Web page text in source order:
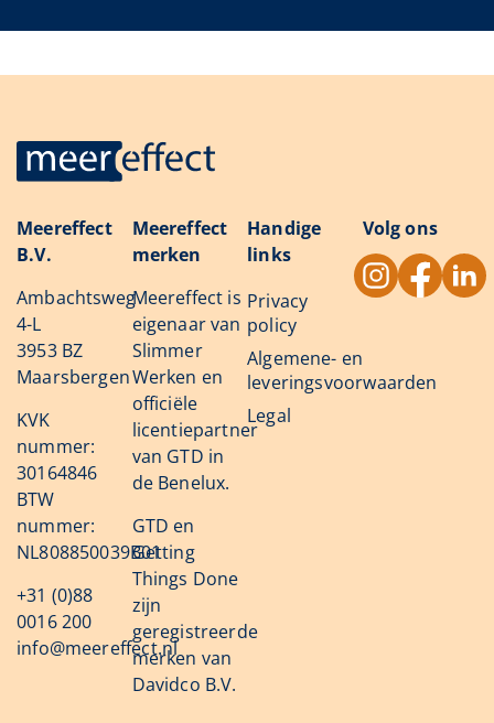
Meereffect
B.V.
Ambachtsweg
4-L
3953 BZ
Maarsbergen
KVK
nummer:
30164846
BTW
nummer:
NL808850039B01
+31 (0)88
0016 200
info@meereffect.nl
Meereffect
merken
Meereffect is
eigenaar van
Slimmer
Werken en
officiële
licentiepartner
van GTD in
de Benelux.
GTD en
Getting
Things Done
zijn
geregistreerde
merken van
Davidco B.V.
Handige
links
Privacy
policy
Algemene- en
leveringsvoorwaarden
Legal
Volg ons